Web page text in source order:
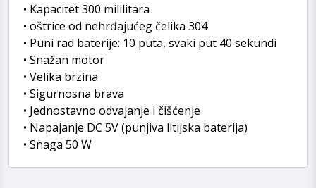
• Kapacitet 300 mililitara
• oštrice od nehrđajućeg čelika 304
• Puni rad baterije: 10 puta, svaki put 40 sekundi
• Snažan motor
• Velika brzina
• Sigurnosna brava
• Jednostavno odvajanje i čišćenje
• Napajanje DC 5V (punjiva litijska baterija)
• Snaga 50 W